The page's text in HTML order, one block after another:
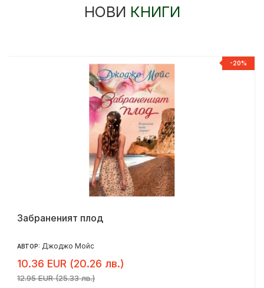
НОВИ КНИГИ
-20%
Забраненият плод
АВТОР: Джоджо Мойс
10.36 EUR (20.26 лв.)
12.95 EUR (25.33 лв.)